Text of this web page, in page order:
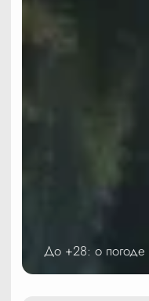
До +28: о погоде